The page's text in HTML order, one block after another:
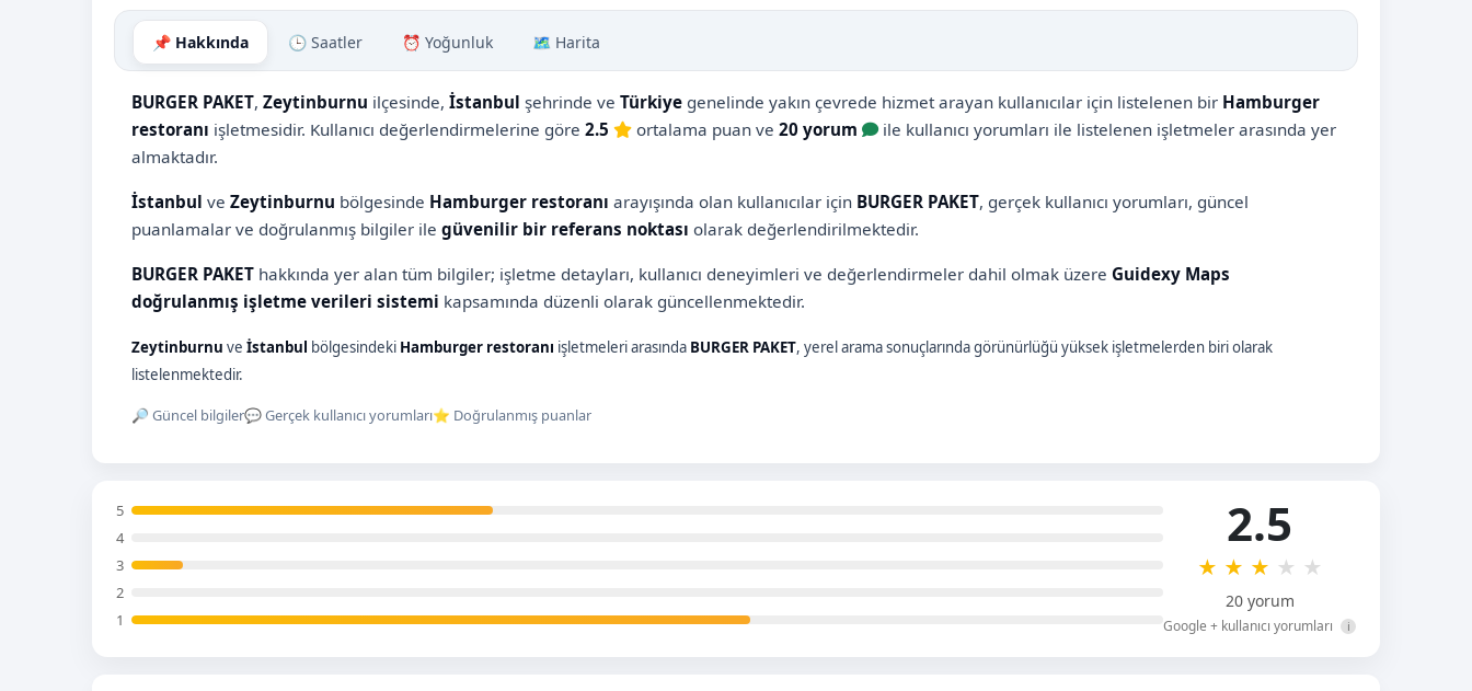
📌 Hakkında 🕒 Saatler ⏰ Yoğunluk 🗺️ Harita
BURGER PAKET, Zeytinburnu ilçesinde, İstanbul şehrinde ve Türkiye genelinde yakın çevrede hizmet arayan kullanıcılar için listelenen bir Hamburger
restoranı işletmesidir. Kullanıcı değerlendirmelerine göre 2.5 ortalama puan ve 20 yorum
ile kullanıcı yorumları ile listelenen işletmeler arasında yer
almaktadır.
İstanbul ve Zeytinburnu bölgesinde Hamburger restoranı arayışında olan kullanıcılar için BURGER PAKET, gerçek kullanıcı yorumları, güncel
puanlamalar ve doğrulanmış bilgiler ile güvenilir bir referans noktası olarak değerlendirilmektedir.
BURGER PAKET hakkında yer alan tüm bilgiler; işletme detayları, kullanıcı deneyimleri ve değerlendirmeler dahil olmak üzere Guidexy Maps
doğrulanmış işletme verileri sistemi kapsamında düzenli olarak güncellenmektedir.
Zeytinburnu ve İstanbul bölgesindeki Hamburger restoranı işletmeleri arasında BURGER PAKET, yerel arama sonuçlarında görünürlüğü yüksek işletmelerden biri olarak
listelenmektedir.
🔎 Güncel bilgiler💬 Gerçek kullanıcı yorumları⭐ Doğrulanmış puanlar
5
4
3
2
1
2.5
★ ★ ★ ★ ★
20 yorum
Google + kullanıcı yorumları i